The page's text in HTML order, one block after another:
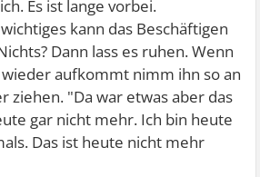
Es ist lange vorbei.
kann das Beschäftigen
Dann lass es ruhen. Wenn
aufkommt nimm ihn so an
ziehen. "Da war etwas aber das
gar nicht mehr. Ich bin heute
Das ist heute nicht mehr